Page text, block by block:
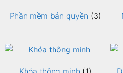
Phần mềm bản quyền (3)
Khóa thông minh (1)